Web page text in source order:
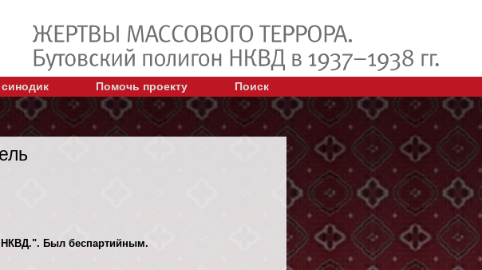
Помочь проекту Поиск
НКВД.". Был беспартийным.